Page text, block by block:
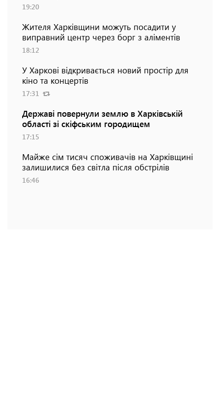
19:20
Жителя Харківщини можуть посадити у
виправний центр через борг з аліментів
18:12
У Харкові відкривається новий простір для
кіно та концертів
17:31
Державі повернули землю в Харківській
області зі скіфським городищем
17:15
Майже сім тисяч споживачів на Харківщині
залишилися без світла після обстрілів
16:46